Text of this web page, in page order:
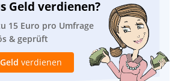
Geld verdienen?
15 Euro pro Umfrage
& geprüft
Geld verdienen